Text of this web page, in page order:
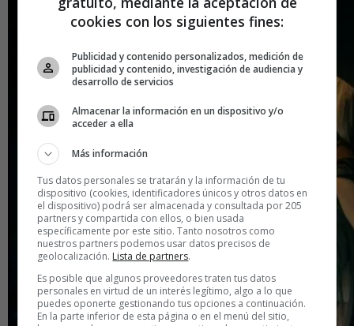
cookies con los siguientes fines:
Publicidad y contenido personalizados, medición de
publicidad y contenido, investigación de audiencia y
desarrollo de servicios
Almacenar la información en un dispositivo y/o
acceder a ella
Más información
Tus datos personales se tratarán y la información de tu
dispositivo (cookies, identificadores únicos y otros datos en
el dispositivo) podrá ser almacenada y consultada por 205
partners y compartida con ellos, o bien usada
específicamente por este sitio. Tanto nosotros como
nuestros partners podemos usar datos precisos de
geolocalización. Lista de partners.
Es posible que algunos proveedores traten tus datos
personales en virtud de un interés legítimo, algo a lo que
puedes oponerte gestionando tus opciones a continuación.
En la parte inferior de esta página o en el menú del sitio,